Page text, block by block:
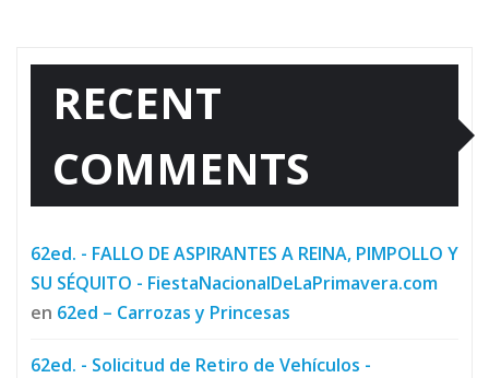
RECENT
COMMENTS
62ed. - FALLO DE ASPIRANTES A REINA, PIMPOLLO Y
SU SÉQUITO - FiestaNacionalDeLaPrimavera.com
en 62ed – Carrozas y Princesas
62ed. - Solicitud de Retiro de Vehículos -